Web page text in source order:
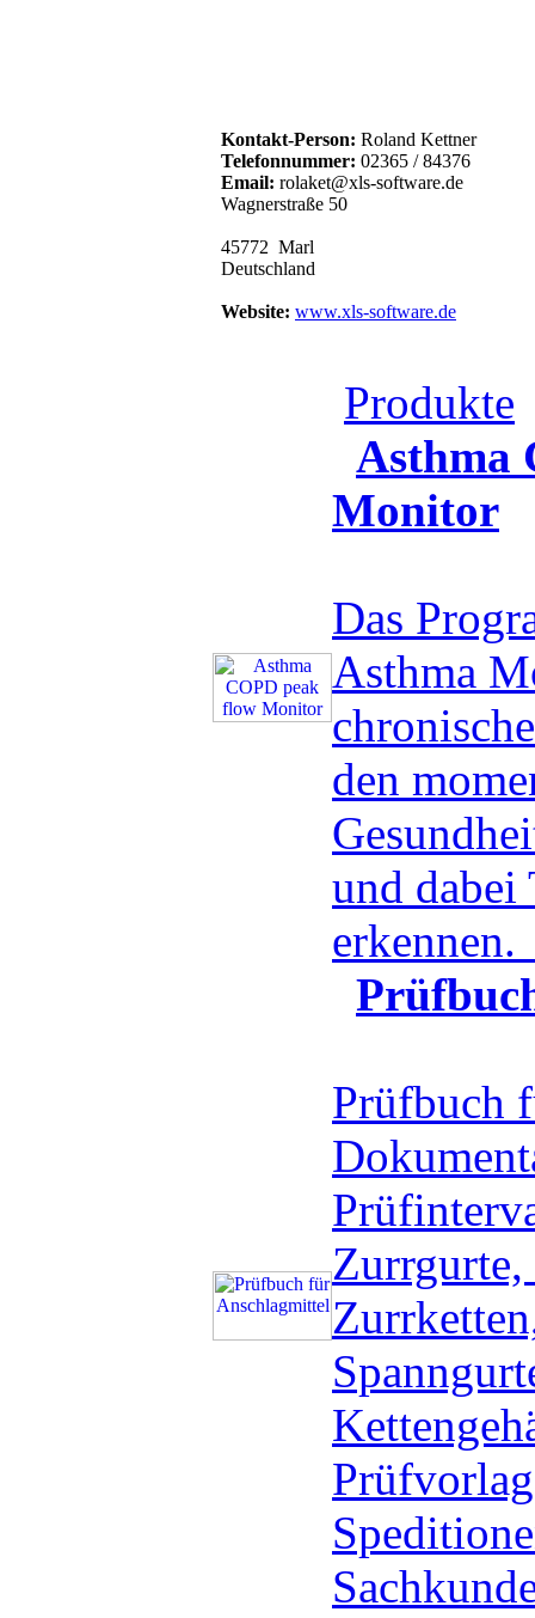
Kontakt-Person: Roland Kettner
Telefonnummer: 02365 / 84376
Email: rolaket@xls-software.de
Wagnerstraße 50
45772 Marl
Deutschland
Website: www.xls-software.de
Produkte
Asthma
Monitor
Das
Asthma
den
und dabei
Prüfbuch